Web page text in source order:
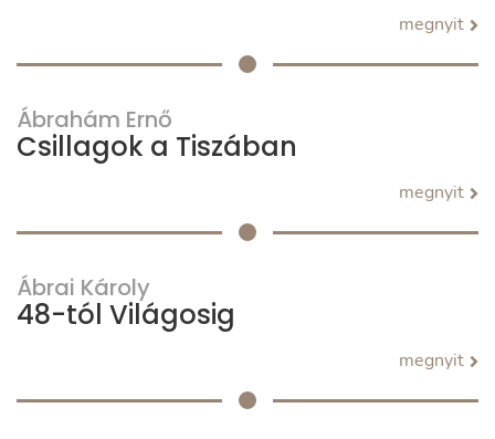
megnyit
Ábrahám Ernő
Csillagok a Tiszában
megnyit
Ábrai Károly
48-tól Világosig
megnyit